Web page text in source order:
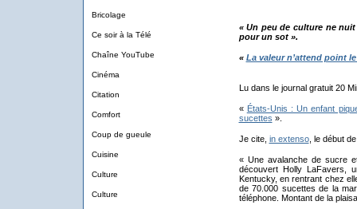
Bricolage
Ce soir à la Télé
Chaîne YouTube
Cinéma
Citation
Comfort
Coup de gueule
Cuisine
Culture
Culture
« Un peu de culture ne
pour un sot ».
« La valeur n’attend point
Lu dans le journal gratuit 20
« États-Unis : Un enfant
sucettes ».
Je cite, in extenso, le début
« Une avalanche de sucre
découvert Holly LaFavers,
Kentucky, en rentrant chez
de 70.000 sucettes de la
téléphone. Montant de la